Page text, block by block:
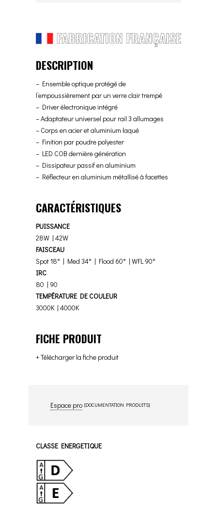
DESCRIPTION
– Ensemble optique protégé de
l’empoussièrement par un verre clair trempé
– Driver électronique intégré
– Adaptateur universel pour rail 3 allumages
– Corps en acier et aluminium laqué
– Finition par poudre polyester
– LED COB dernière génération
– Dissipateur passif en aluminium
– Réflecteur en aluminium métallisé à facettes
CARACTÉRISTIQUES
PUISSANCE
28W | 42W
FAISCEAU
Spot 18° | Med 34° | Flood 60° | WFL 90°
IRC
80 | 90
TEMPÉRATURE DE COULEUR
3000K | 4000K
FICHE PRODUIT
+ Télécharger la fiche produit
Espace pro [DOCUMENTATION PRODUITS]
CLASSE ENERGETIQUE